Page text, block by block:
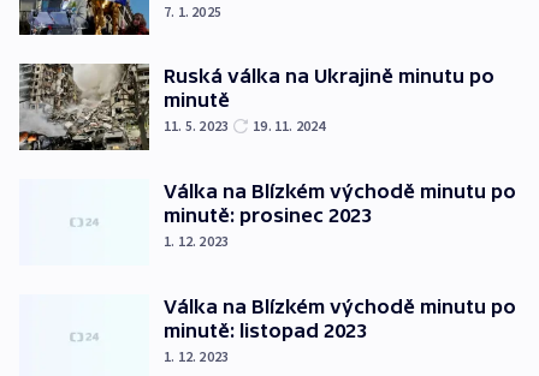
7. 1. 2025
Ruská válka na Ukrajině minutu po
minutě
11. 5. 2023 19. 11. 2024
Válka na Blízkém východě minutu po
minutě: prosinec 2023
1. 12. 2023
Válka na Blízkém východě minutu po
minutě: listopad 2023
1. 12. 2023